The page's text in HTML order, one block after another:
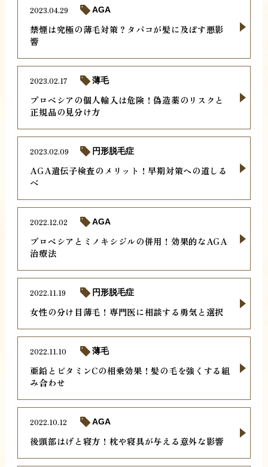
禁煙は究極の薄毛対策？タバコが髪に及ぼす悪影
響
2023.04.29 AGA
プロペシアの個人輸入は危険！偽造薬のリスクと
正規品の見分け方
2023.02.17 薄毛
AGA遺伝子検査のメリット！早期対策への道しる
べ
2023.02.09 円形脱毛症
プロペシアとミノキシジルの併用！効果的なAGA
治療法
2022.12.02 AGA
女性の分け目薄毛！専門医に相談する勇気と選択
2022.11.19 円形脱毛症
亜鉛とビタミンCの相乗効果！髪の毛を強くする組
み合わせ
2022.11.10 薄毛
後頭部はげと寝方！枕や寝具が与える意外な影響
2022.10.12 AGA